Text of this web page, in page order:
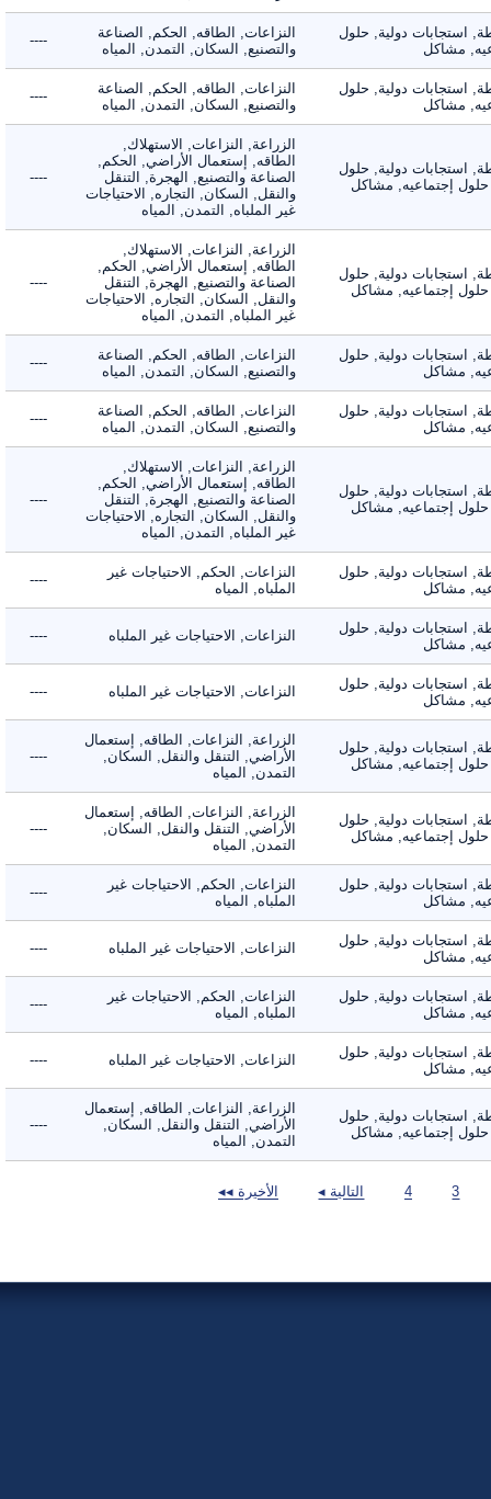
استجابات دولية, حلول
مشاكل
النزاعات, الطاقه, الحكم, الصناعة
والتصنيع, السكان, التمدن, المياه
----
استجابات دولية, حلول
مشاكل
النزاعات, الطاقه, الحكم, الصناعة
والتصنيع, السكان, التمدن, المياه
----
استجابات دولية, حلول
إجتماعيه, مشاكل
الزراعة, النزاعات, الاستهلاك,
الطاقه, إستعمال الأراضي, الحكم,
الصناعة والتصنيع, الهجرة, التنقل
والنقل, السكان, التجاره, الاحتياجات
غير الملباه, التمدن, المياه
----
استجابات دولية, حلول
إجتماعيه, مشاكل
الزراعة, النزاعات, الاستهلاك,
الطاقه, إستعمال الأراضي, الحكم,
الصناعة والتصنيع, الهجرة, التنقل
والنقل, السكان, التجاره, الاحتياجات
غير الملباه, التمدن, المياه
----
استجابات دولية, حلول
مشاكل
النزاعات, الطاقه, الحكم, الصناعة
والتصنيع, السكان, التمدن, المياه
----
استجابات دولية, حلول
مشاكل
النزاعات, الطاقه, الحكم, الصناعة
والتصنيع, السكان, التمدن, المياه
----
استجابات دولية, حلول
إجتماعيه, مشاكل
الزراعة, النزاعات, الاستهلاك,
الطاقه, إستعمال الأراضي, الحكم,
الصناعة والتصنيع, الهجرة, التنقل
والنقل, السكان, التجاره, الاحتياجات
غير الملباه, التمدن, المياه
----
استجابات دولية, حلول
مشاكل
النزاعات, الحكم, الاحتياجات غير
الملباه, المياه
----
استجابات دولية, حلول
مشاكل
النزاعات, الاحتياجات غير الملباه ----
استجابات دولية, حلول
مشاكل
النزاعات, الاحتياجات غير الملباه ----
استجابات دولية, حلول
إجتماعيه, مشاكل
الزراعة, النزاعات, الطاقه, إستعمال
الأراضي, التنقل والنقل, السكان,
التمدن, المياه
----
استجابات دولية, حلول
إجتماعيه, مشاكل
الزراعة, النزاعات, الطاقه, إستعمال
الأراضي, التنقل والنقل, السكان,
التمدن, المياه
----
استجابات دولية, حلول
مشاكل
النزاعات, الحكم, الاحتياجات غير
الملباه, المياه
----
استجابات دولية, حلول
مشاكل
النزاعات, الاحتياجات غير الملباه ----
استجابات دولية, حلول
مشاكل
النزاعات, الحكم, الاحتياجات غير
الملباه, المياه
----
استجابات دولية, حلول
مشاكل
النزاعات, الاحتياجات غير الملباه ----
استجابات دولية, حلول
إجتماعيه, مشاكل
الزراعة, النزاعات, الطاقه, إستعمال
الأراضي, التنقل والنقل, السكان,
التمدن, المياه
----
التالية ◂ الأخيرة ◂◂